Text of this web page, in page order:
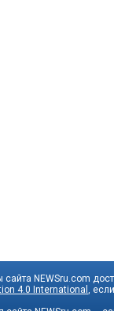
NEWSru.com
4.0 International
,